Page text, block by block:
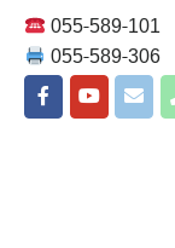
055-589-101
055-589-306